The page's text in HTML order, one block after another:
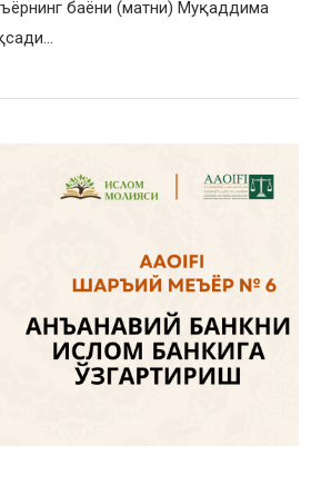
баёни (матни) Муқаддима